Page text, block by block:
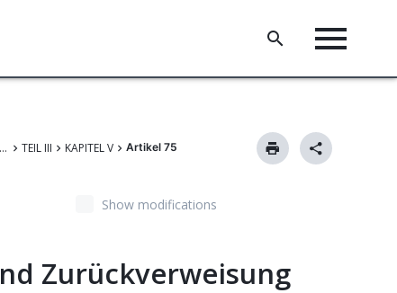
Übereinkommen über ein Einheitliches Patentgericht TEIL III KAPITEL V Artikel 75
Zurückverweisung
Show modifications